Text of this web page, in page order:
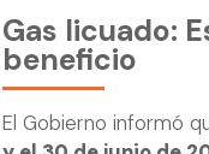
Gas licuado:
beneficio
El Gobierno informó